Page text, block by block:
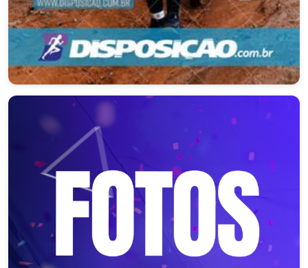
2º DESAFIO DOS BRUTUS